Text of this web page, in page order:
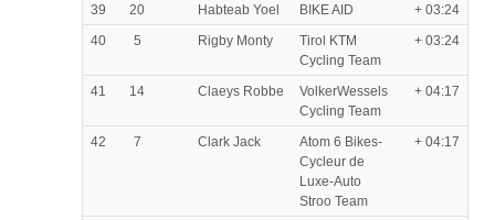
39 20 Habteab Yoel BIKE AID
+ 03:24
40
5 Rigby Monty
Tirol KTM
Cycling Team
+ 03:24
41 14 Claeys Robbe
VolkerWessels
Cycling Team
+ 04:17
42 7 Clark Jack
Atom 6 Bikes-
Cycleur de
Luxe-Auto
Stroo Team
+ 04:17